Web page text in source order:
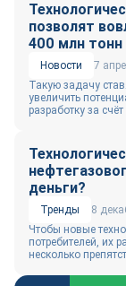
позволят
400 млн тонн
Новости
7
Такую задачу
увеличить
разработку за
деньги?
Тренды
8
Чтобы новые
потребителей, их
несколько